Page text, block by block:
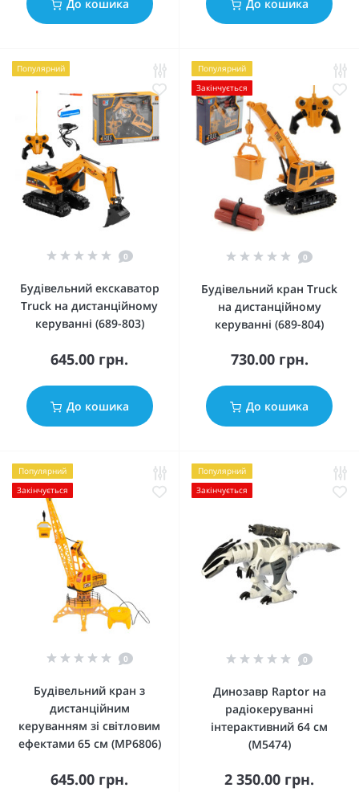
До кошика До кошика
Популярний
0
Будівельний екскаватор
Truck на дистанційному
керуванні (689-803)
645.00 грн.
До кошика
Популярний
Закінчується
0
Будівельний кран Truck
на дистанційному
керуванні (689-804)
730.00 грн.
До кошика
Популярний
Закінчується
0
Будівельний кран з
дистанційним
керуванням зі світловим
ефектами 65 см (MP6806)
645.00 грн.
Популярний
Закінчується
0
Динозавр Raptor на
радіокеруванні
інтерактивний 64 см
(М5474)
2 350.00 грн.